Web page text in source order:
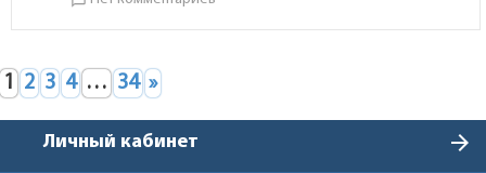
1 2 3 4 … 34 »
Личный кабинет arrow_forward